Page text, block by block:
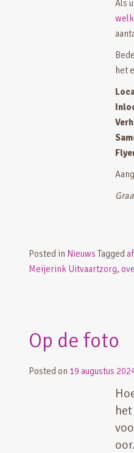
Als
het
Posted in Nieuws Tagged
Meijerink Uitvaartzorg,
Op de foto
Posted on 19 augustus